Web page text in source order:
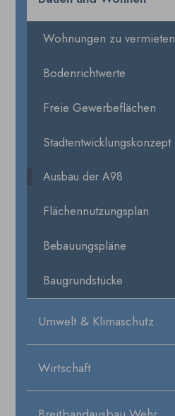
Wohnungen zu vermieten
Bodenrichtwerte
Freie Gewerbeflächen
Stadtentwicklungskonzept
Ausbau der A98
Flächennutzungsplan
Bebauungspläne
Baugrundstücke
Umwelt & Klimaschutz
Wirtschaft